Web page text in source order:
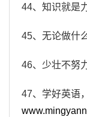
44、知识就是
45、无论做什
46、少壮不努
47、学好英语